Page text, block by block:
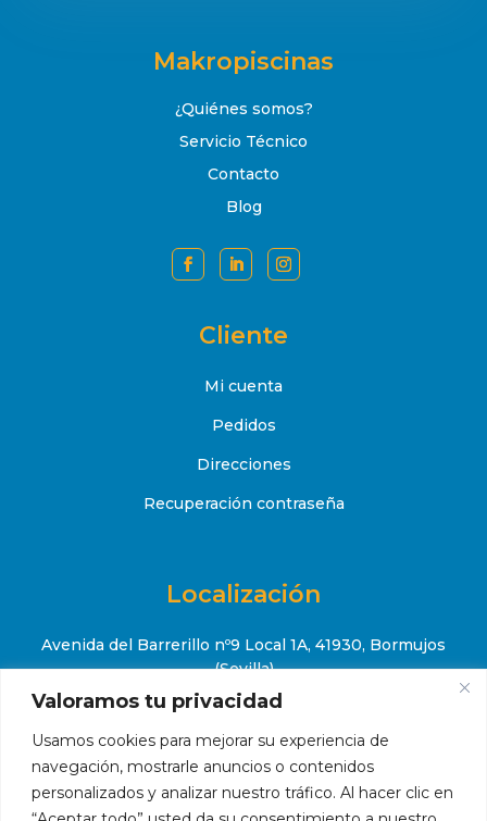
Valoramos tu privacidad
Usamos cookies para mejorar su experiencia de
navegación, mostrarle anuncios o contenidos
personalizados y analizar nuestro tráfico. Al hacer clic en
Makropiscinas
¿Quiénes somos?
Servicio Técnico
Contacto
Blog
Cliente
Mi cuenta
Pedidos
Direcciones
Recuperación contraseña
Localización
Avenida del Barrerillo nº9 Local 1A, 41930, Bormujos
(Sevilla)
+34 651 52 88 08
 contacto@makropiscinas.com